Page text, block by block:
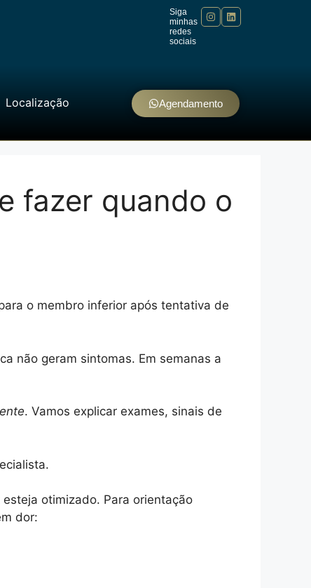
Siga
minhas
redes
sociais
Localização Agendamento
fazer quando o
o membro inferior após tentativa de
não geram sintomas. Em semanas a
. Vamos explicar exames, sinais de
otimizado. Para orientação
dor: